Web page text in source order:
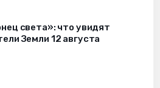
света»: что увидят
Земли 12 августа